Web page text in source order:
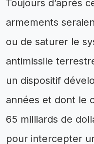
Toujours d’après
armements
ou de saturer le
antimissile
un dispositif
années et dont le
65 milliards de
pour intercepter